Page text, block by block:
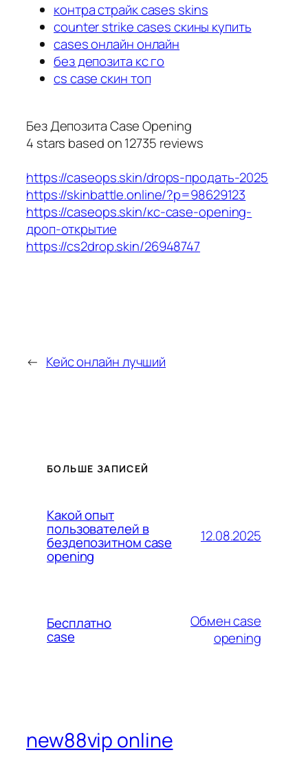
контра страйк cases skins
counter strike cases скины купить
cases онлайн онлайн
без депозита кс го
cs case скин топ
Без Депозита Case Opening
4 stars based on12735 reviews
https://caseops.skin/drops-продать-2025
https://skinbattle.online/?p=98629123
https://caseops.skin/кс-case-opening-
дроп-открытие
https://cs2drop.skin/26948747
← Кейс онлайн лучший
БОЛЬШЕ ЗАПИСЕЙ
Какой опыт
пользователей в
бездепозитном case
opening
12.08.2025
Бесплатно
case
Обмен case
opening
new88vip online